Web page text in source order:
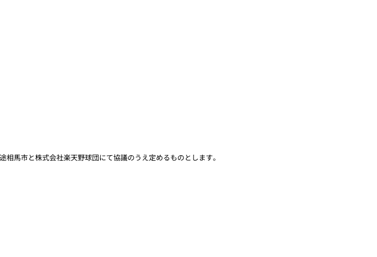
馬市と株式会社楽天野球団にて協議のうえ定めるものとします。